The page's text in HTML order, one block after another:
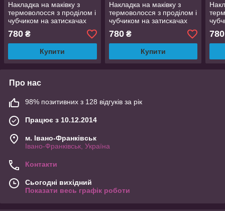
Накладка на маківку з
термоволосся з проділом і
чубчиком на затискачах
світло-русява TR-FP12-12
780 ₴
Купити
Накладка на маківку з
термоволосся з проділом і
чубчиком на затискачах
чорна TR-FP12-1
780₴
Купити
780
Про нас
98% позитивних з 128 відгуків за рік
Працює з 10.12.2014
м. Івано-Франківськ
Івано-Франківськ, Україна
Контакти
Сьогодні вихідний
Показати весь графік роботи